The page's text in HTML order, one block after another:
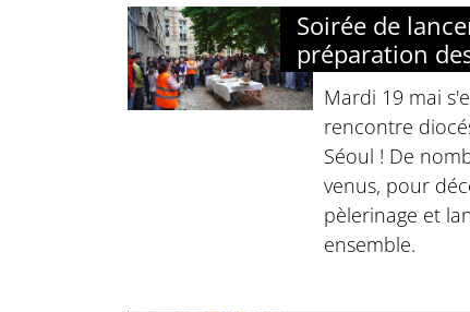
Soirée de
préparation des
Mardi 19 mai
rencontre
Séoul ! De
venus, pour
pèlerinage et
ensemble.